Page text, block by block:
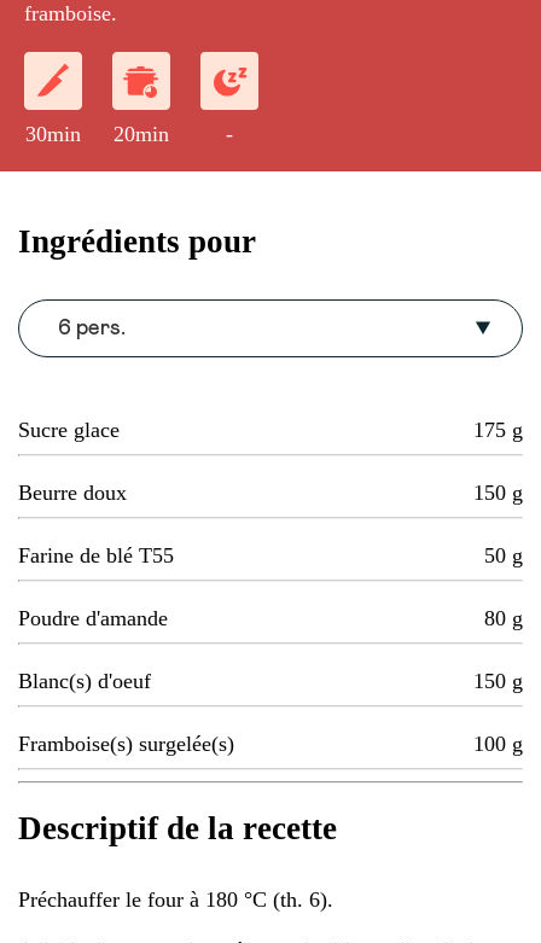
framboise.
30min 20min -
Ingrédients pour
6 pers.
Sucre glace 175 g
Beurre doux 150 g
Farine de blé T55 50 g
Poudre d'amande 80 g
Blanc(s) d'oeuf 150 g
Framboise(s) surgelée(s) 100 g
Descriptif de la recette
Préchauffer le four à 180 °C (th. 6).